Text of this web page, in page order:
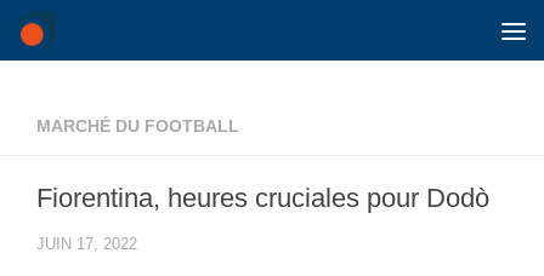
Skip to content
MARCHÉ DU FOOTBALL
Fiorentina, heures cruciales pour Dodò
JUIN 17, 2022